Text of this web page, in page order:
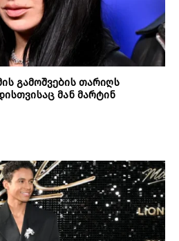
გამოშვების თარიღს
მან მარტინ